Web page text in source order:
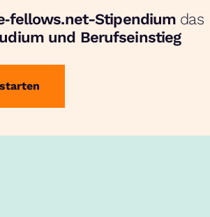
Stipendium das
und Berufseinstieg